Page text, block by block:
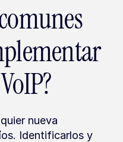
nueva
Identificarlos y